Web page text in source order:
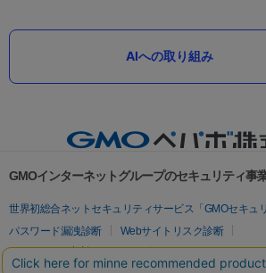
AIへの取り組み
GMOインターネットグループのセキュリティ事
世界初総合ネットセキュリティサービス「GMOセキュ
パスワード漏洩診断
Webサイトリスク診断
セキュリティ相談AIチャットボット